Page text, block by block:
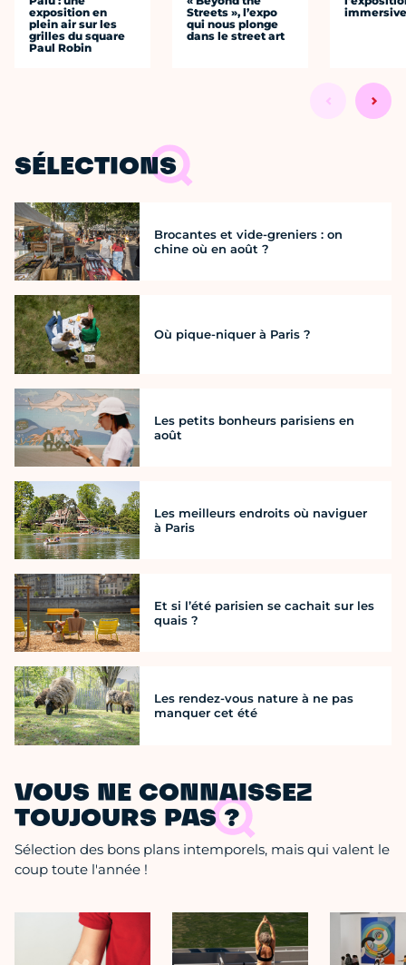
exposition en
plein air sur les
grilles du square
Paul Robin
Streets », l’expo
qui nous plonge
dans le street art
SÉLECTIONS
Brocantes et vide-greniers : on
chine où en août ?
Où pique-niquer à Paris ?
Les petits bonheurs parisiens en
août
Les meilleurs endroits où naviguer
à Paris
Et si l’été parisien se cachait sur les
quais ?
Les rendez-vous nature à ne pas
manquer cet été
VOUS NE CONNAISSEZ
TOUJOURS PAS ?
Sélection des bons plans intemporels, mais qui valent le
coup toute l'année !